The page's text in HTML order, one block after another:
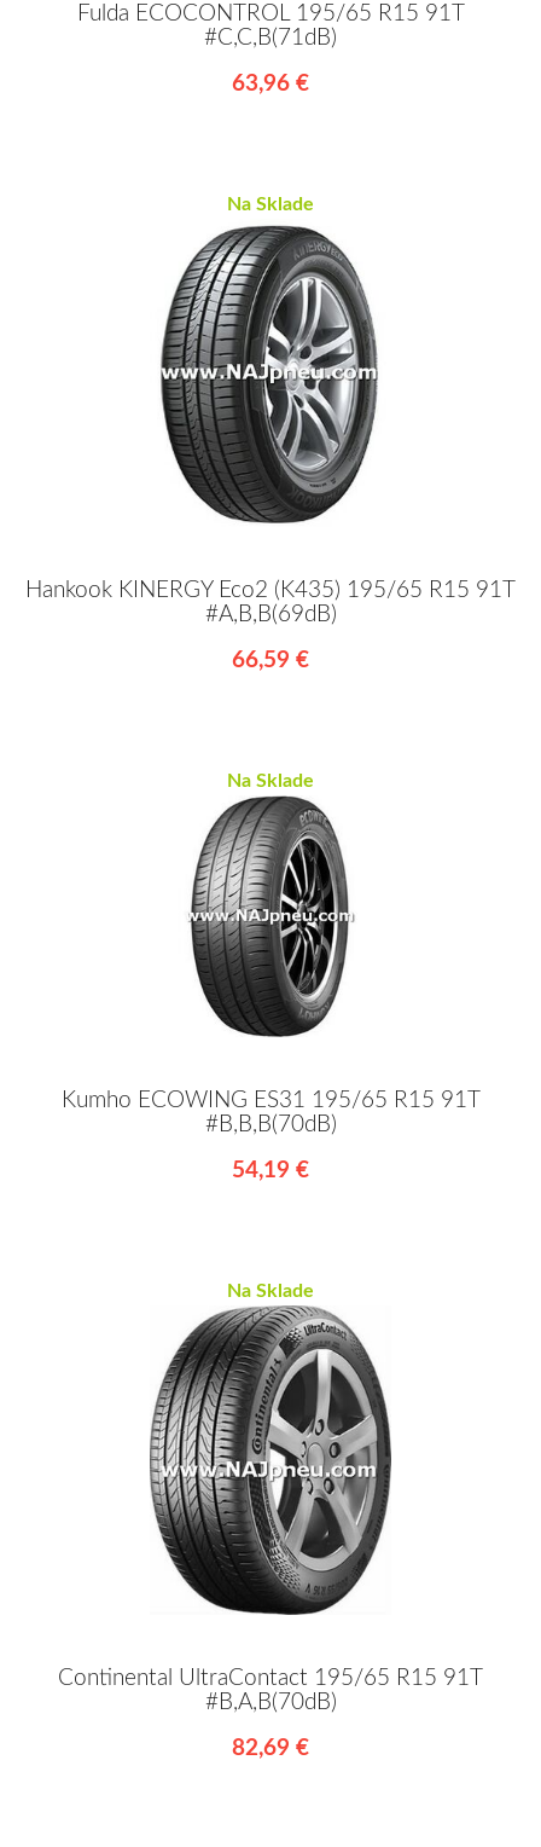
Fulda ECOCONTROL 195/65 R15 91T
#C,C,B(71dB)
63,96 €
Na Sklade
Hankook KINERGY Eco2 (K435) 195/65 R15 91T
#A,B,B(69dB)
66,59 €
Na Sklade
Kumho ECOWING ES31 195/65 R15 91T
#B,B,B(70dB)
54,19 €
Na Sklade
Continental UltraContact 195/65 R15 91T
#B,A,B(70dB)
82,69 €